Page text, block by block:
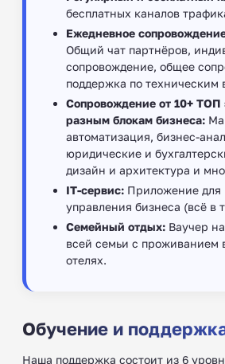
бесплатных каналов
Ежедневное
Общий чат партнёров,
сопровождение, общее
поддержка по техническим
Сопровождение от 10+ ТОП
разным блокам бизнеса:
автоматизация, бизнес-
юридические и
дизайн и архитектура и
IT-сервис: Приложение для
управления бизнеса (всё в
Семейный отдых: Ваучер
всей семьи с проживанием
отелях.
Обучение и
Наша поддержка состоит из 6